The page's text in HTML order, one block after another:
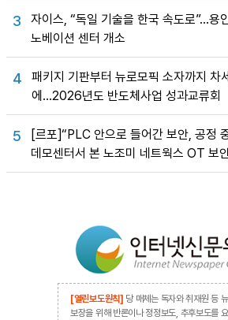
3
자이스, “독일 기술을 한국 속도로”…용
노베이션 센터 개소
4
패키지 기판부터 뉴로모픽 소자까지 차
에…2026년도 반도체사업 성과교류회
5
[르포]“PLC 안으로 들어간 보안, 공정
데모센터서 본 노조미 네트웍스 OT 보
[열린보도원칙] 당 매체는 독자와 취재원 등
보장을 위해 반론이나 정정보도, 추후보도를